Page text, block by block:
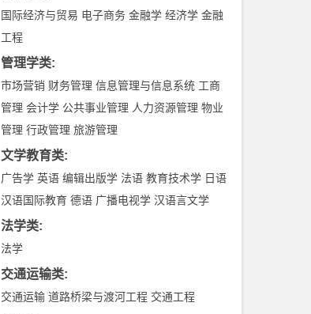
国际经济与贸易 电子商务 金融学 经济学 金融
工程
管理学类:
市场营销 财务管理 信息管理与信息系统 工商
管理 会计学 公共事业管理 人力资源管理 物业
管理 行政管理 旅游管理
文学教育类:
广告学 英语 编辑出版学 法语 教育技术学 日语
汉语国际教育 德语 广播电视学 汉语言文学
法学类:
法学
交通运输类:
交通运输 道路桥梁与渡河工程 交通工程